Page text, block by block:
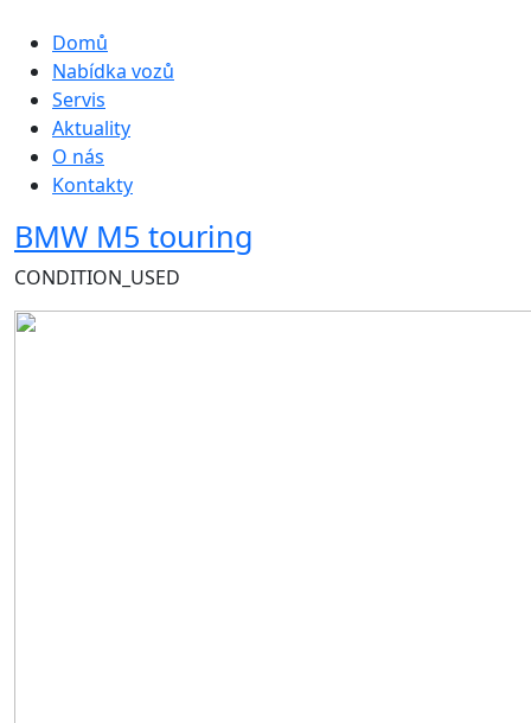
Hlavní navigace
Domů
Nabídka vozů
Servis
Aktuality
O nás
Kontakty
BMW M5 touring
CONDITION_USED
Obrázek